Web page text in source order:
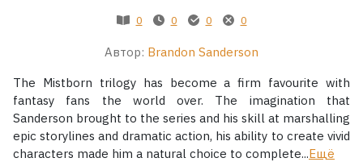
0 0 0 0
Автор: Brandon Sanderson
The Mistborn trilogy has become a firm favourite with
fantasy fans the world over. The imagination that
Sanderson brought to the series and his skill at marshalling
epic storylines and dramatic action, his ability to create vivid
characters made him a natural choice to complete...Ещё